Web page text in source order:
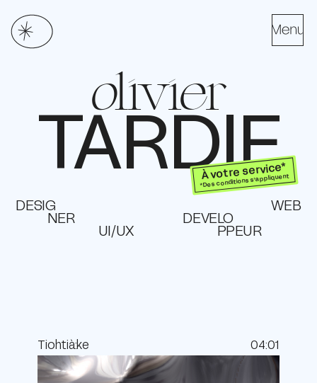
olivier
TARDIF
OLIVIER
À votre service*
*Des conditions s’appliquent
DESIG
NER
UI/UX
Tiohtià:ke 04:01
WEB
DEVELO
PPEUR